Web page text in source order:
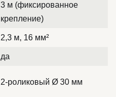
3 м (фиксированное
крепление)
2,3 м, 16 мм²
да
2-роликовый Ø 30 мм